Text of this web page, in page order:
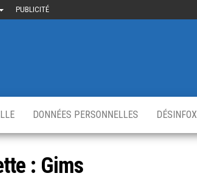
PUBLICITÉ
DONNÉES PERSONNELLES DÉSINFOX
: Gims